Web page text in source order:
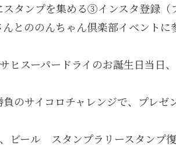
タンプを集める③インスタ登録（
とののんちゃん倶楽部イベントに
ヒスーパードライのお誕生日当日
サイコロチャレンジで、プレゼ
ール スタンプラリースタンプ